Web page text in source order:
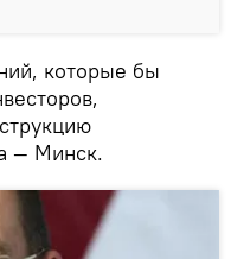
которые бы
— Минск.